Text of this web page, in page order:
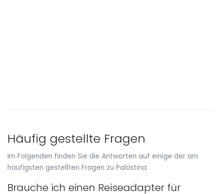
Häufig gestellte Fragen
Im Folgenden finden Sie die Antworten auf einige der am
häufigsten gestellten Fragen zu Palästina:
Brauche ich einen Reiseadapter für